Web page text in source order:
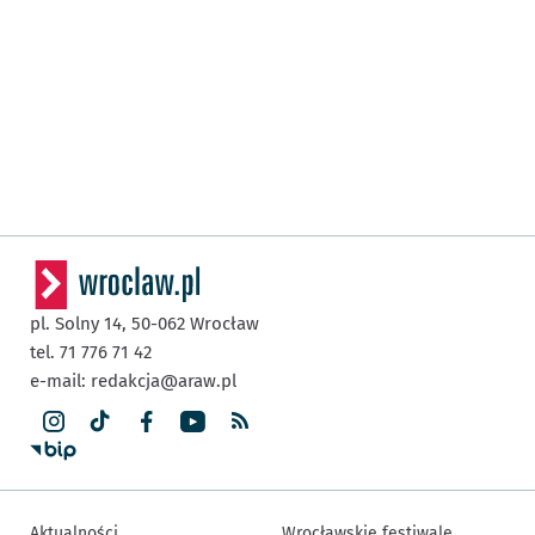
pl. Solny 14, 50-062 Wrocław
tel. 71 776 71 42
e-mail: redakcja@araw.pl